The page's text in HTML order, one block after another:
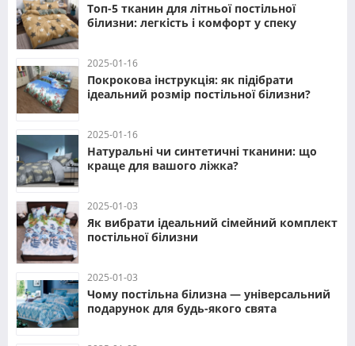
Топ-5 тканин для літньої постільної
білизни: легкість і комфорт у спеку
2025-01-16
Покрокова інструкція: як підібрати
ідеальний розмір постільної білизни?
2025-01-16
Натуральні чи синтетичні тканини: що
краще для вашого ліжка?
2025-01-03
Як вибрати ідеальний сімейний комплект
постільної білизни
2025-01-03
Чому постільна білизна — універсальний
подарунок для будь-якого свята